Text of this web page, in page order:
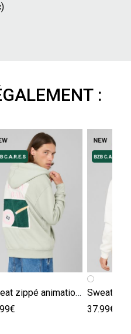
:
Sweat zippé animation devant/dos
37.99€